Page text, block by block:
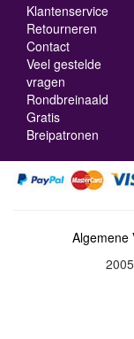
Klantenservice
Retourneren
Contact
Veel gestelde
vragen
Rondbreinaald
Gratis
Breipatronen
Algemene